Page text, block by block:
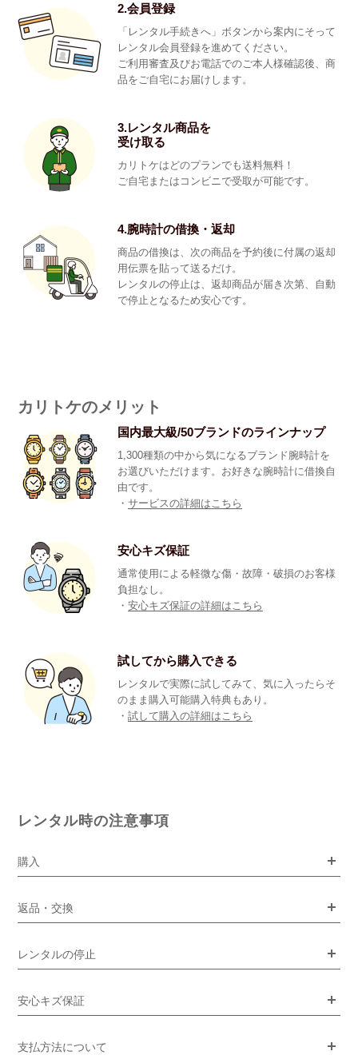
2.会員登録
「レンタル手続きへ」ボタンから案内にそって
レンタル会員登録を進めてください。
ご利用審査及びお電話でのご本人様確認後、商
品をご自宅にお届けします。
3.レンタル商品を
受け取る
カリトケはどのプランでも送料無料！
ご自宅またはコンビニで受取が可能です。
4.腕時計の借換・返却
商品の借換は、次の商品を予約後に付属の返却
用伝票を貼って送るだけ。
レンタルの停止は、返却商品が届き次第、自動
で停止となるため安心です。
カリトケのメリット
国内最大級/50ブランドのラインナップ
1,300種類の中から気になるブランド腕時計を
お選びいただけます。お好きな腕時計に借換自
由です。
・サービスの詳細はこちら
安心キズ保証
通常使用による軽微な傷・故障・破損のお客様
負担なし。
・安心キズ保証の詳細はこちら
試してから購入できる
レンタルで実際に試してみて、気に入ったらそ
のまま購入可能購入特典もあり。
・試して購入の詳細はこちら
レンタル時の注意事項
購入
返品・交換
レンタルの停止
安心キズ保証
支払方法について